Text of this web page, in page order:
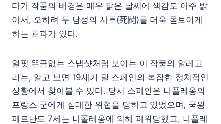
다가 작품의 배경은 매우 맑은 날씨에 색감도 아주 밝
아서, 오히려 두 남성의 사투(死鬪)를 더욱 돋보이게
하는 효과가 있다.
얼핏 뜬금없는 스냅샷처럼 보이는 이 작품의 알레고
리는, 알고 보면 19세기 말 스페인의 복잡한 정치적인
상황에서 찾아볼 수 있다. 당시 스페인은 나폴레옹의
프랑스 군에게 심대한 위협을 당하고 있었으며, 국왕
페르난도 7세는 나폴레옹에 의해 폐위당했고, 나폴레